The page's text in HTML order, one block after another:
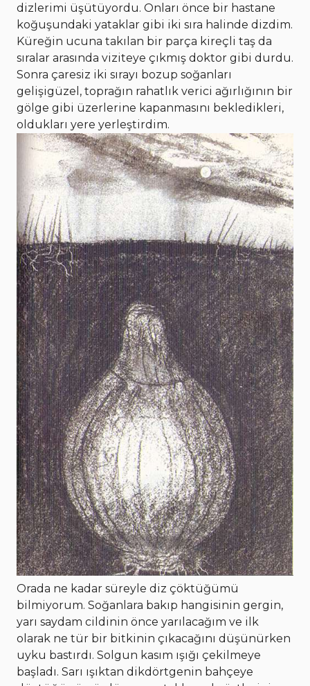
dizlerimi üşütüyordu. Onları önce bir hastane
koğuşundaki yataklar gibi iki sıra halinde dizdim.
Küreğin ucuna takılan bir parça kireçli taş da
sıralar arasında viziteye çıkmış doktor gibi durdu.
Sonra çaresiz iki sırayı bozup soğanları
gelişigüzel, toprağın rahatlık verici ağırlığının bir
gölge gibi üzerlerine kapanmasını bekledikleri,
oldukları yere yerleştirdim.
Orada ne kadar süreyle diz çöktüğümü
bilmiyorum. Soğanlara bakıp hangisinin gergin,
yarı saydam cildinin önce yarılacağım ve ilk
olarak ne tür bir bitkinin çıkacağını düşünürken
uyku bastırdı. Solgun kasım ışığı çekilmeye
başladı. Sarı ışıktan dikdörtgenin bahçeye